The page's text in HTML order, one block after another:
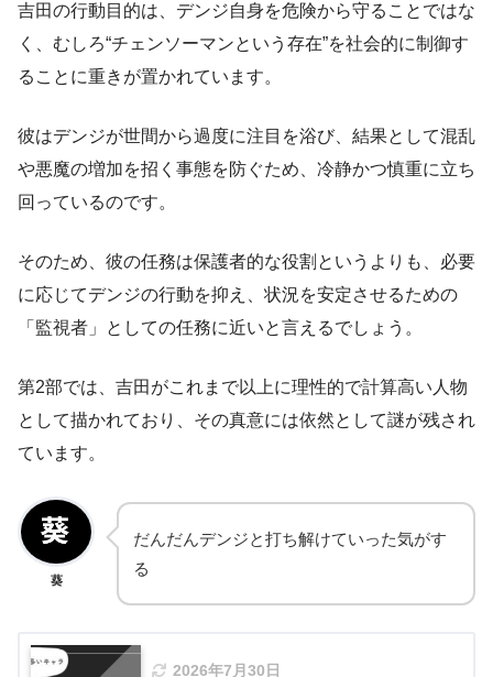
吉田の行動目的は、デンジ自身を危険から守ることではな
く、むしろ“チェンソーマンという存在”を社会的に制御す
ることに重きが置かれています。
彼はデンジが世間から過度に注目を浴び、結果として混乱
や悪魔の増加を招く事態を防ぐため、冷静かつ慎重に立ち
回っているのです。
そのため、彼の任務は保護者的な役割というよりも、必要
に応じてデンジの行動を抑え、状況を安定させるための
「監視者」としての任務に近いと言えるでしょう。
第2部では、吉田がこれまで以上に理性的で計算高い人物
として描かれており、その真意には依然として謎が残され
ています。
葵
だんだんデンジと打ち解けていった気がす
る
2026年7月30日